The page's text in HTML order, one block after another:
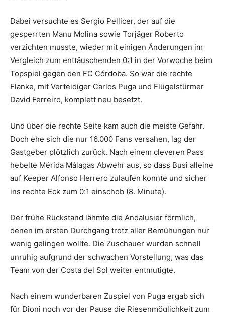
Dabei versuchte es Sergio Pellicer, der auf die
gesperrten Manu Molina sowie Torjäger Roberto
verzichten musste, wieder mit einigen Änderungen im
Vergleich zum enttäuschenden 0:1 in der Vorwoche beim
Topspiel gegen den FC Córdoba. So war die rechte
Flanke, mit Verteidiger Carlos Puga und Flügelstürmer
David Ferreiro, komplett neu besetzt.
Und über die rechte Seite kam auch die meiste Gefahr.
Doch ehe sich die nur 16.000 Fans versahen, lag der
Gastgeber plötzlich zurück. Nach einem cleveren Pass
hebelte Mérida Málagas Abwehr aus, so dass Busi alleine
auf Keeper Alfonso Herrero zulaufen konnte und sicher
ins rechte Eck zum 0:1 einschob (8. Minute).
Der frühe Rückstand lähmte die Andalusier förmlich,
denen im ersten Durchgang trotz aller Bemühungen nur
wenig gelingen wollte. Die Zuschauer wurden schnell
unruhig aufgrund der schwachen Vorstellung, was das
Team von der Costa del Sol weiter entmutigte.
Nach einem wunderbaren Zuspiel von Puga ergab sich
für Dioni noch vor der Pause die Riesenmöglichkeit zum